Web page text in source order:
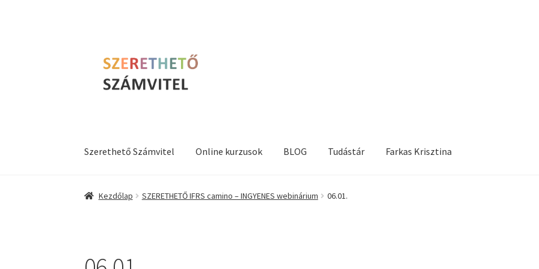
navigációhoz
tartalomba
Szerethető Számvitel Online kurzusok BLOG Tudástár Farkas Krisztina
Kezdőlap SZERETHETŐ IFRS camino – INGYENES webinárium 06.01.